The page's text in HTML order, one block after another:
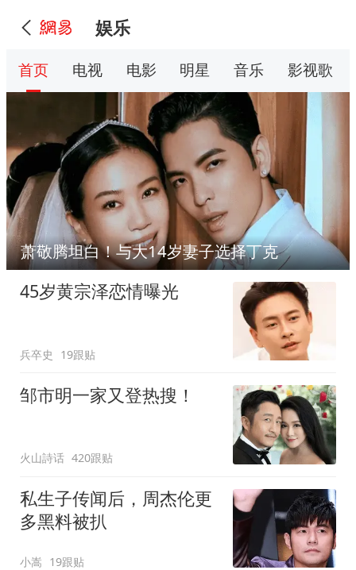
娱乐
首页 电视 电影 明星 音乐 影视歌
萧敬腾坦白！与大14岁妻子选择丁克
45岁黄宗泽恋情曝光
兵卒史 19跟贴
邹市明一家又登热搜！
火山詩话 420跟贴
私生子传闻后，周杰伦更
多黑料被扒
小嵩 19跟贴